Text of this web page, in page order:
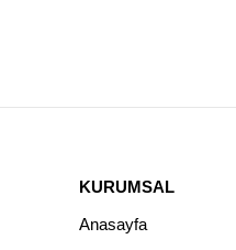
KURUMSAL
Anasayfa